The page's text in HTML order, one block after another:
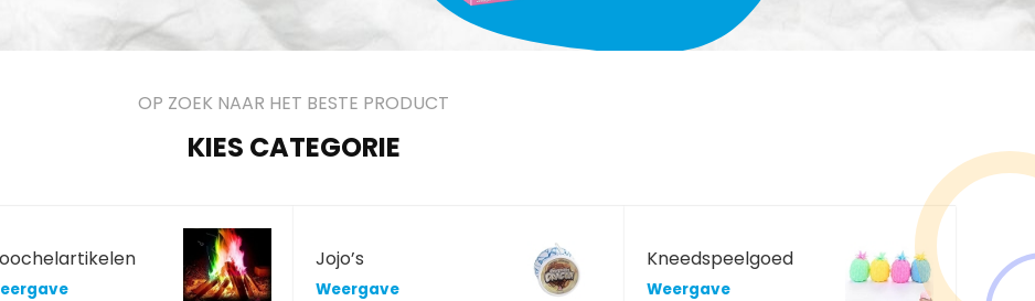
OP ZOEK NAAR HET BESTE PRODUCT
KIES CATEGORIE
Jojo’s
Weergave
Kneedspeelgoed
Weergave